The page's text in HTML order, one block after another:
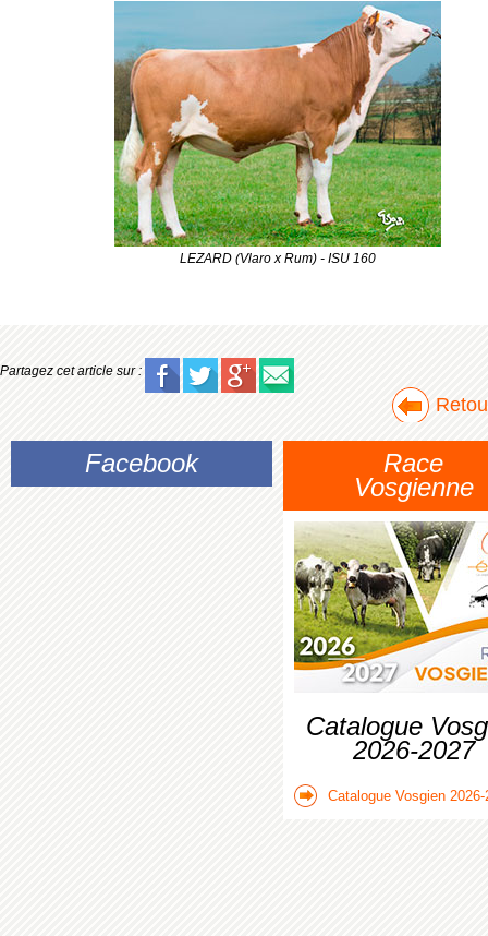
LEZARD (Vlaro x Rum) - ISU 160
Partagez cet article sur :
Facebook
Race
Vosgienne
Catalogue
2026-2027
Catalogue Vosgien 2026-